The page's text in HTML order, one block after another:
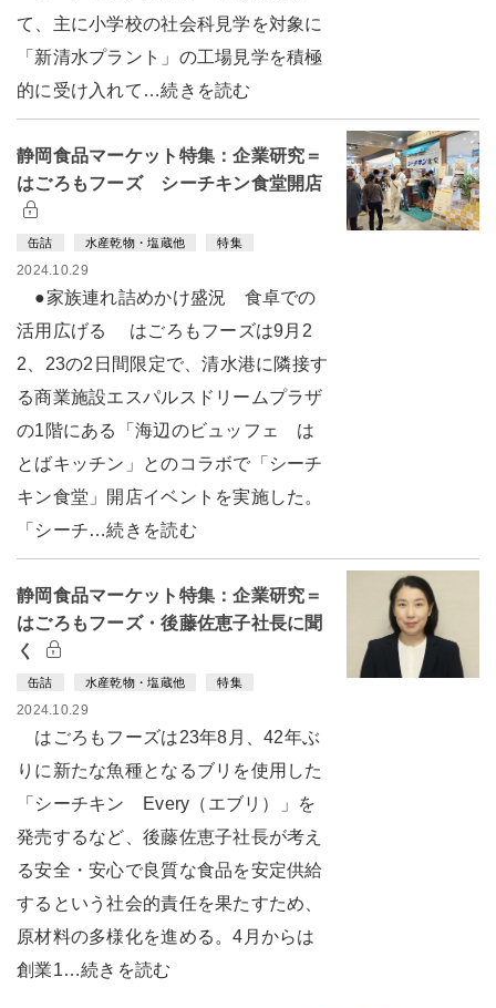
て、主に小学校の社会科見学を対象に
「新清水プラント」の工場見学を積極
的に受け入れて…続きを読む
静岡食品マーケット特集：企業研究＝
はごろもフーズ シーチキン食堂開店
缶詰 水産乾物・塩蔵他 特集
2024.10.29
●家族連れ詰めかけ盛況 食卓での
活用広げる はごろもフーズは9月2
2、23の2日間限定で、清水港に隣接す
る商業施設エスパルスドリームプラザ
の1階にある「海辺のビュッフェ は
とばキッチン」とのコラボで「シーチ
キン食堂」開店イベントを実施した。
「シーチ…続きを読む
静岡食品マーケット特集：企業研究＝
はごろもフーズ・後藤佐恵子社長に聞
く
缶詰 水産乾物・塩蔵他 特集
2024.10.29
はごろもフーズは23年8月、42年ぶ
りに新たな魚種となるブリを使用した
「シーチキン Every（エブリ）」を
発売するなど、後藤佐恵子社長が考え
る安全・安心で良質な食品を安定供給
するという社会的責任を果たすため、
原材料の多様化を進める。4月からは
創業1…続きを読む